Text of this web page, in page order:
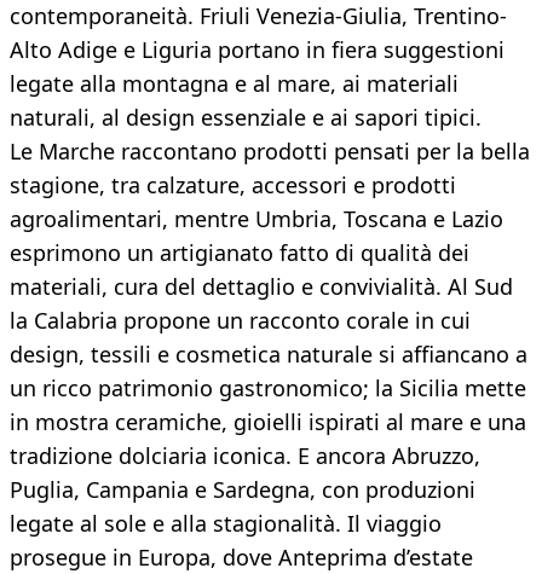
contemporaneità. Friuli Venezia-Giulia, Trentino-
Alto Adige e Liguria portano in fiera suggestioni
legate alla montagna e al mare, ai materiali
naturali, al design essenziale e ai sapori tipici.
Le Marche raccontano prodotti pensati per la bella
stagione, tra calzature, accessori e prodotti
agroalimentari, mentre Umbria, Toscana e Lazio
esprimono un artigianato fatto di qualità dei
materiali, cura del dettaglio e convivialità. Al Sud
la Calabria propone un racconto corale in cui
design, tessili e cosmetica naturale si affiancano a
un ricco patrimonio gastronomico; la Sicilia mette
in mostra ceramiche, gioielli ispirati al mare e una
tradizione dolciaria iconica. E ancora Abruzzo,
Puglia, Campania e Sardegna, con produzioni
legate al sole e alla stagionalità. Il viaggio
prosegue in Europa, dove Anteprima d’estate